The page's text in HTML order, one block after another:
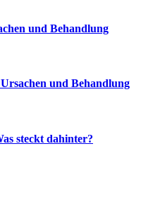
und Behandlung
und Behandlung
steckt dahinter?